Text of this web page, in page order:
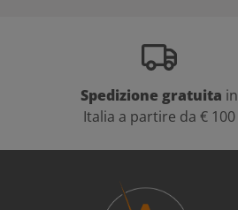
Spedizione gratuita in
Italia a partire da € 100